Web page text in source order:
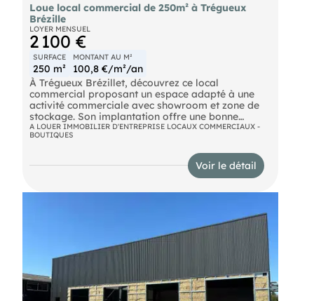
Loue local commercial de 250m² à Trégueux
Brézille
LOYER MENSUEL
2 100 €
SURFACE
250 m²
MONTANT AU M²
100,8 €/m²/an
À Trégueux Brézillet, découvrez ce local
commercial proposant un espace adapté à une
activité commerciale avec showroom et zone de
stockage. Son implantation offre une bonne
visibilité et des équipements facilitant l'accueil de
vos clients.
Showroom et espace de stockage
Loyer : 2 100 € HT HC par mois.
Pour plus d'informations sur ce bien, contactez .
S : 20 ans d’expertise pour vous accompagner
A LOUER IMMOBILIER D'ENTREPRISE LOCAUX COMMERCIAUX -
BOUTIQUES
Voir le détail